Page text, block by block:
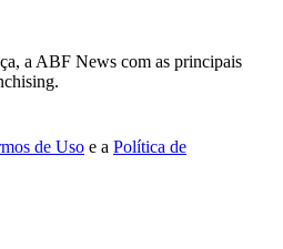
a ABF News com as principais
de Uso e a Política de